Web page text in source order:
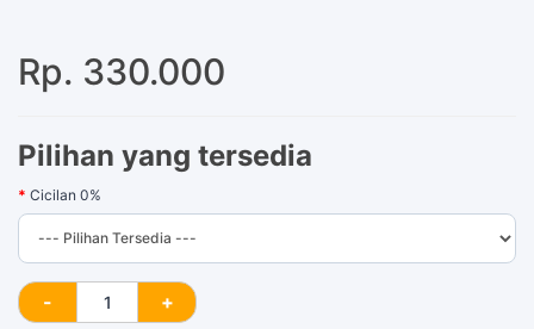
Rp. 330.000
Pilihan yang tersedia
Cicilan 0%